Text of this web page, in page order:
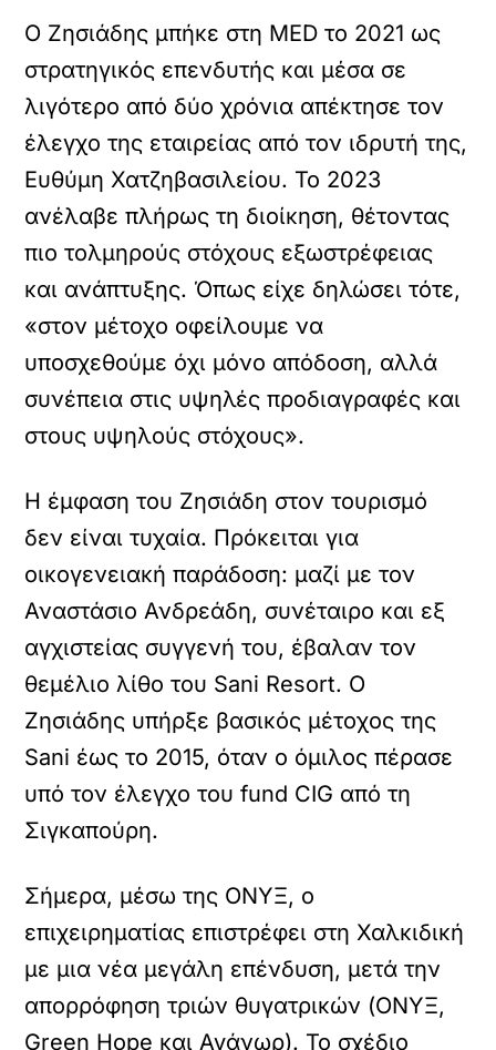
Ο Ζησιάδης μπήκε στη MED το 2021 ως
στρατηγικός επενδυτής και μέσα σε
λιγότερο από δύο χρόνια απέκτησε τον
έλεγχο της εταιρείας από τον ιδρυτή της,
Ευθύμη Χατζηβασιλείου. Το 2023
ανέλαβε πλήρως τη διοίκηση, θέτοντας
πιο τολμηρούς στόχους εξωστρέφειας
και ανάπτυξης. Όπως είχε δηλώσει τότε,
«στον μέτοχο οφείλουμε να
υποσχεθούμε όχι μόνο απόδοση, αλλά
συνέπεια στις υψηλές προδιαγραφές και
στους υψηλούς στόχους».
Η έμφαση του Ζησιάδη στον τουρισμό
δεν είναι τυχαία. Πρόκειται για
οικογενειακή παράδοση: μαζί με τον
Αναστάσιο Ανδρεάδη, συνέταιρο και εξ
αγχιστείας συγγενή του, έβαλαν τον
θεμέλιο λίθο του Sani Resort. Ο
Ζησιάδης υπήρξε βασικός μέτοχος της
Sani έως το 2015, όταν ο όμιλος πέρασε
υπό τον έλεγχο του fund CIG από τη
Σιγκαπούρη.
Σήμερα, μέσω της ΟΝΥΞ, ο
επιχειρηματίας επιστρέφει στη Χαλκιδική
με μια νέα μεγάλη επένδυση, μετά την
απορρόφηση τριών θυγατρικών (ΟΝΥΞ,
Green Hope και Αγάνωρ). Το σχέδιο